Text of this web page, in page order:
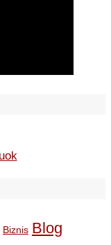
Biznis Blog